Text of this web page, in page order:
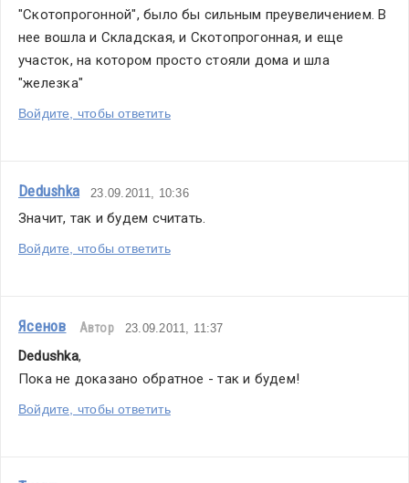
"Скотопрогонной", было бы сильным преувеличением. В
нее вошла и Складская, и Скотопрогонная, и еще
участок, на котором просто стояли дома и шла
"железка"
Войдите, чтобы ответить
Dedushka 23.09.2011, 10:36
Значит, так и будем считать.
Войдите, чтобы ответить
Ясенов Автор 23.09.2011, 11:37
Dedushka,
Пока не доказано обратное - так и будем!
Войдите, чтобы ответить